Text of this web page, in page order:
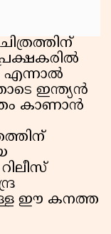
എന്നാൽ
ഇന്ത്യൻ
കാണാൻ
ഈ കനത്ത